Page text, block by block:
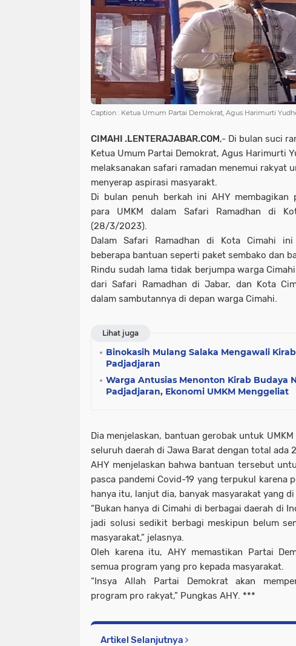
Caption : Ketua Umum Partai Demokrat, Agus Harimurti
CIMAHI .LENTERAJABAR.COM,- Di bulan suci
Ketua Umum Partai Demokrat, Agus Harimurti
melaksanakan safari ramadan menemui rakyat
menyerap aspirasi masyarakt.
Di bulan penuh berkah ini AHY membagikan
para UMKM dalam Safari Ramadhan di
(28/3/2023).
Dalam Safari Ramadhan di Kota Cimahi
beberapa bantuan seperti paket sembako dan
Rindu sudah lama tidak berjumpa warga
dari Safari Ramadhan di Jabar, dan Kota
dalam sambutannya di depan warga Cimahi.
Lihat juga
Binokasih Mulang Salaka Mengawali
Padjadjaran
Warga Antusias Menonton Kirab Budaya
Padjadjaran, Ekonomi UMKM Menggeliat
Dia menjelaskan, bantuan gerobak untuk
seluruh daerah di Jawa Barat dengan total ada
AHY menjelaskan bahwa bantuan tersebut
pasca pandemi Covid-19 yang terpukul karena
hanya itu, lanjut dia, banyak masyarakat yang di
“Bukan hanya di Cimahi di berbagai daerah di
jadi solusi sedikit berbagi meskipun belum
masyarakat,” jelasnya.
Oleh karena itu, AHY memastikan Partai
semua program yang pro kepada masyarakat.
“Insya Allah Partai Demokrat akan
program pro rakyat,” Pungkas AHY. ***
Artikel Selanjutnya